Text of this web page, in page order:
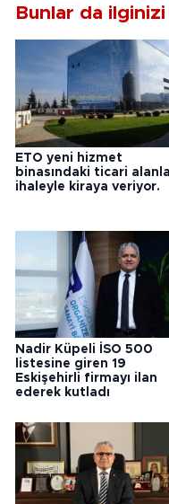
Bunlar da
ETO yeni hizmet
binasındaki ticari
ihaleyle kiraya veriyor.
Nadir Küpeli İSO 500
listesine giren 19
Eskişehirli firmayı ilan
ederek kutladı